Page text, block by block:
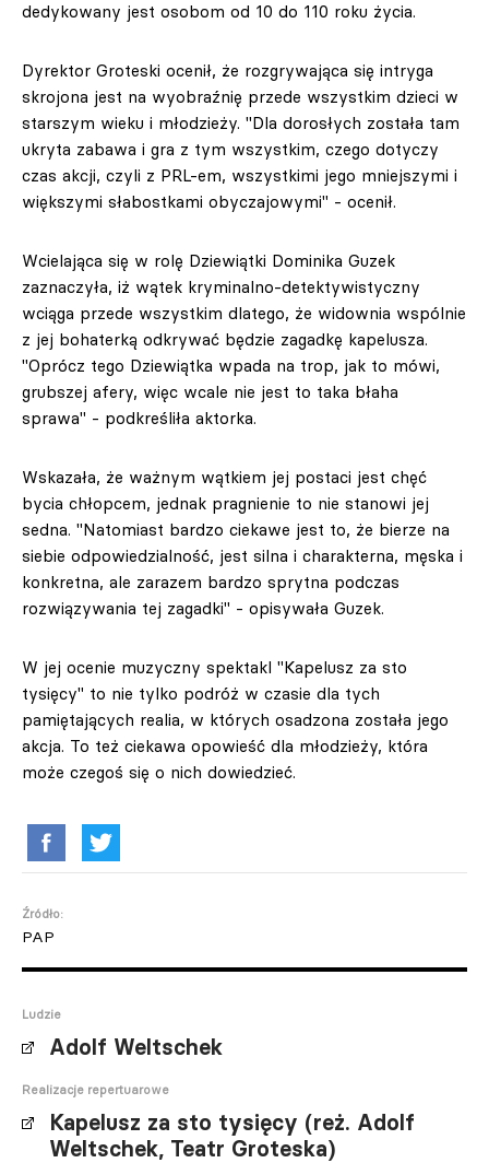
dedykowany jest osobom od 10 do 110 roku życia.
Dyrektor Groteski ocenił, że rozgrywająca się intryga
skrojona jest na wyobraźnię przede wszystkim dzieci w
starszym wieku i młodzieży. "Dla dorosłych została tam
ukryta zabawa i gra z tym wszystkim, czego dotyczy
czas akcji, czyli z PRL-em, wszystkimi jego mniejszymi i
większymi słabostkami obyczajowymi" - ocenił.
Wcielająca się w rolę Dziewiątki Dominika Guzek
zaznaczyła, iż wątek kryminalno-detektywistyczny
wciąga przede wszystkim dlatego, że widownia wspólnie
z jej bohaterką odkrywać będzie zagadkę kapelusza.
"Oprócz tego Dziewiątka wpada na trop, jak to mówi,
grubszej afery, więc wcale nie jest to taka błaha
sprawa" - podkreśliła aktorka.
Wskazała, że ważnym wątkiem jej postaci jest chęć
bycia chłopcem, jednak pragnienie to nie stanowi jej
sedna. "Natomiast bardzo ciekawe jest to, że bierze na
siebie odpowiedzialność, jest silna i charakterna, męska i
konkretna, ale zarazem bardzo sprytna podczas
rozwiązywania tej zagadki" - opisywała Guzek.
W jej ocenie muzyczny spektakl "Kapelusz za sto
tysięcy" to nie tylko podróż w czasie dla tych
pamiętających realia, w których osadzona została jego
akcja. To też ciekawa opowieść dla młodzieży, która
może czegoś się o nich dowiedzieć.
Źródło:
PAP
Ludzie
Adolf Weltschek
Realizacje repertuarowe
Kapelusz za sto tysięcy (reż. Adolf
Weltschek, Teatr Groteska)